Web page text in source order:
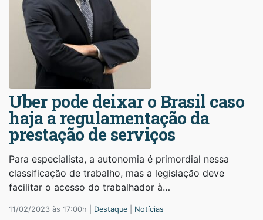
Uber pode deixar o Brasil caso
haja a regulamentação da
prestação de serviços
Para especialista, a autonomia é primordial nessa
classificação de trabalho, mas a legislação deve
facilitar o acesso do trabalhador à…
11/02/2023 às 17:00h | Destaque Notícias